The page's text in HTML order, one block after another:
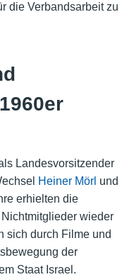
die Verbandsarbeit zu
Landesvorsitzender
Heiner Mörl und
erhielten die
wieder
sich durch Filme und
der
Staat Israel.